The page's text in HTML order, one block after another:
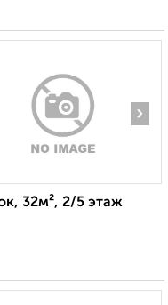
›
32м², 2/5 этаж